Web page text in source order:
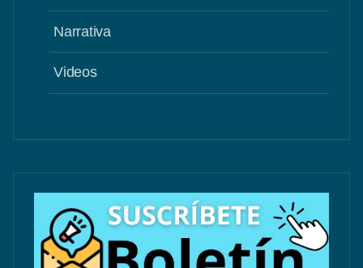
Narrativa
Videos